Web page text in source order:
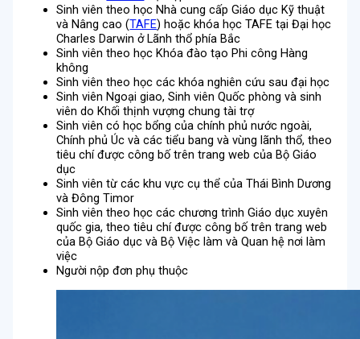
Sinh viên theo học Nhà cung cấp Giáo dục Kỹ thuật
và Nâng cao (TAFE) hoặc khóa học TAFE tại Đại học
Charles Darwin ở Lãnh thổ phía Bắc
Sinh viên theo học Khóa đào tạo Phi công Hàng
không
Sinh viên theo học các khóa nghiên cứu sau đại học
Sinh viên Ngoại giao, Sinh viên Quốc phòng và sinh
viên do Khối thịnh vượng chung tài trợ
Sinh viên có học bổng của chính phủ nước ngoài,
Chính phủ Úc và các tiểu bang và vùng lãnh thổ, theo
tiêu chí được công bố trên trang web của Bộ Giáo
dục
Sinh viên từ các khu vực cụ thể của Thái Bình Dương
và Đông Timor
Sinh viên theo học các chương trình Giáo dục xuyên
quốc gia, theo tiêu chí được công bố trên trang web
của Bộ Giáo dục và Bộ Việc làm và Quan hệ nơi làm
việc
Người nộp đơn phụ thuộc